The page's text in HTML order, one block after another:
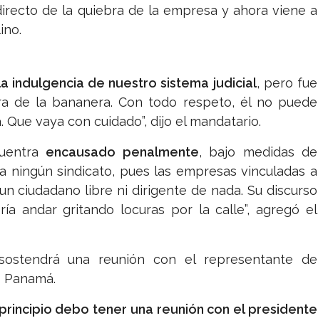
de la quiebra de la empresa y ahora viene a
indulgencia de nuestro sistema judicial, pero fue
de la bananera. Con todo respeto, él no puede
vaya con cuidado”, dijo el mandatario.
encausado penalmente, bajo medidas de
sindicato, pues las empresas vinculadas a
ciudadano libre ni dirigente de nada. Su discurso
andar gritando locuras por la calle”, agregó el
una reunión con el representante de
debo tener una reunión con el presidente